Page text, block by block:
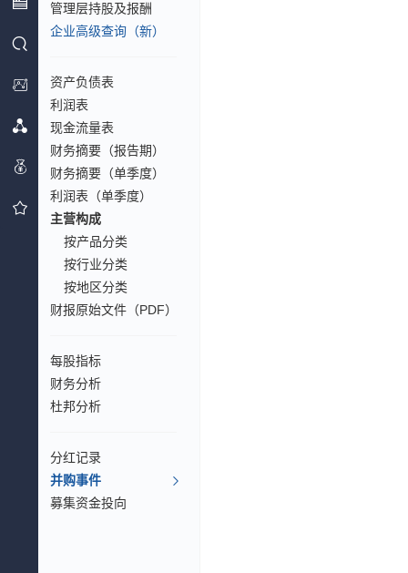
管理层持股及报酬
企业高级查询（新）
资产负债表
利润表
现金流量表
财务摘要（报告期）
财务摘要（单季度）
利润表（单季度）
主营构成
按产品分类
按行业分类
按地区分类
财报原始文件（PDF）
每股指标
财务分析
杜邦分析
分红记录
并购事件
募集资金投向